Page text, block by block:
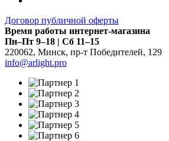
Договор публичной оферты
Время работы интернет-магазина
Пн–Пт 9–18 | Сб 11–15
220062, Минск, пр-т Победителей, 129
info@arlight.pro